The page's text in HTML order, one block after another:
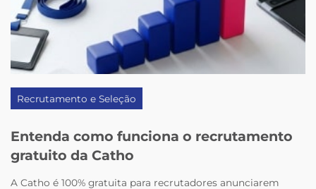
Recrutamento e Seleção
Entenda como funciona o recrutamento
gratuito da Catho
A Catho é 100% gratuita para recrutadores anunciarem